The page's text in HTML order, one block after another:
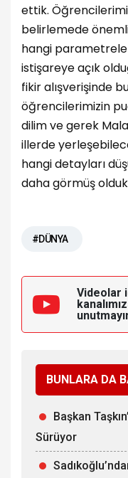
ettik.
belirlemede
hangi
istişareye açık
fikir alışverişinde
öğrencilerimizin
dilim ve gerek
illerde
hangi detayları
daha görmüş
#DÜNYA
Videolar
BUNLARA DA
Başkan
Sürüyor